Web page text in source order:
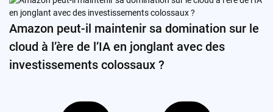
Amazon peut-il maintenir sa domination sur le
cloud à l’ère de l’IA en jonglant avec des
investissements colossaux ?